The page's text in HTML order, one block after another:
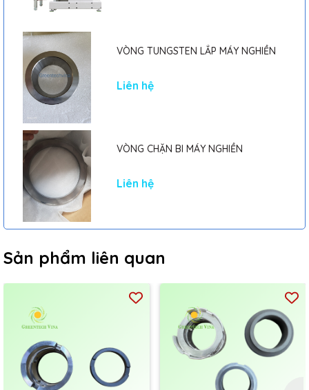
VÒNG TUNGSTEN LẮP MÁY NGHIỀN
Liên hệ
VÒNG CHẶN BI MÁY NGHIỀN
Liên hệ
Sản phẩm liên quan